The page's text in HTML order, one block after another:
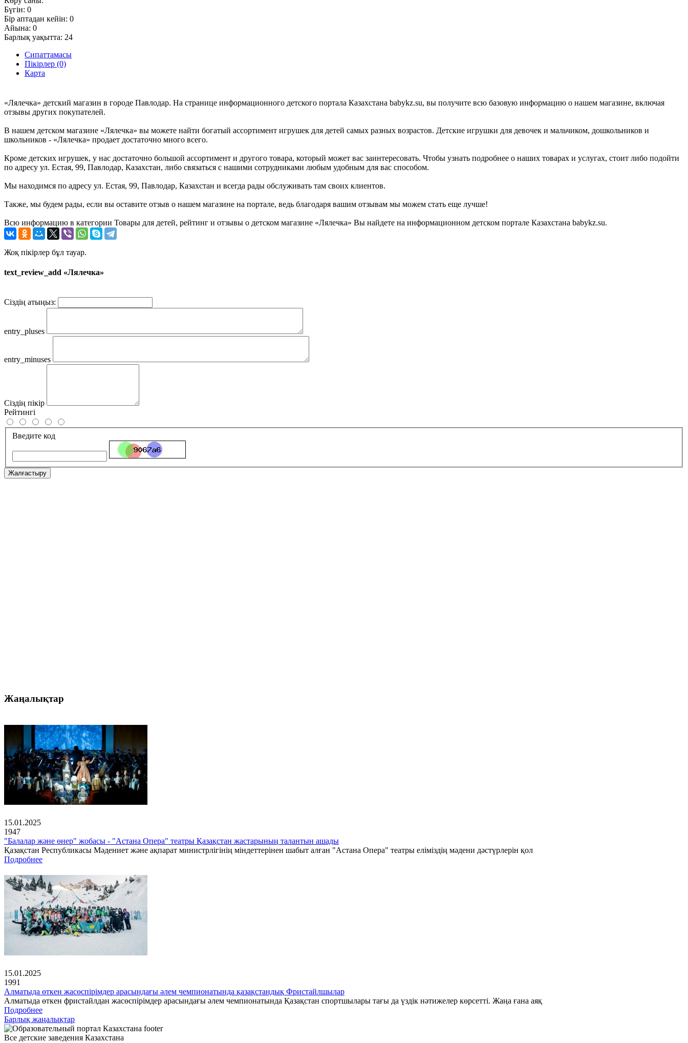
Бүгін: 0
Бір аптадан кейін: 0
Айына: 0
Барлық уақытта: 24
Сипаттамасы
Пікірлер (0)
Карта
«Лялечка» детский магазин в городе Павлодар. На странице информационного детского портала Казахстана babykz.su, вы получите всю базовую информацию о нашем магазине, включая
отзывы других покупателей.
В нашем детском магазине «Лялечка» вы можете найти богатый ассортимент игрушек для детей самых разных возрастов. Детские игрушки для девочек и мальчиком, дошкольников и
школьников - «Лялечка» продает достаточно много всего.
Кроме детских игрушек, у нас достаточно большой ассортимент и другого товара, который может вас заинтересовать. Чтобы узнать подробнее о наших товарах и услугах, стоит либо подойти
по адресу ул. Естая, 99, Павлодар, Казахстан, либо связаться с нашими сотрудниками любым удобным для вас способом.
Мы находимся по адресу ул. Естая, 99, Павлодар, Казахстан и всегда рады обслуживать там своих клиентов.
Также, мы будем рады, если вы оставите отзыв о нашем магазине на портале, ведь благодаря вашим отзывам мы можем стать еще лучше!
Всю информацию в категории Товары для детей, рейтинг и отзывы о детском магазине «Лялечка» Вы найдете на информационном детском портале Казахстана babykz.su.
Жоқ пікірлер бұл тауар.
text_review_add «Лялечка»
Сіздің атыңыз:
entry_pluses
entry_minuses
Сіздің пікір
Рейтингі
Введите код
Жалғастыру
Жаңалықтар
15.01.2025
1947
"Балалар және өнер" жобасы - "Астана Опера" театры Қазақстан жастарының талантын ашады
Қазақстан Республикасы Мәдениет және ақпарат министрлігінің міндеттерінен шабыт алған "Астана Опера" театры еліміздің мәдени дәстүрлерін қол
Подробнее
15.01.2025
1991
Алматыда өткен жасөспірімдер арасындағы әлем чемпионатында қазақстандық Фристайлшылар
Алматыда өткен фристайлдан жасөспірімдер арасындағы әлем чемпионатында Қазақстан спортшылары тағы да үздік нәтижелер көрсетті. Жаңа ғана аяқ
Подробнее
Барлық жаңалықтар
Все детские заведения Казахстана